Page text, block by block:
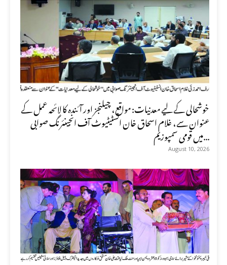
خوشحالی کے لیے معدنیات: مواقع، چیلنجز اور آئندہ کا لائحہ عمل کے
عنوان سے، غلام اسحاق خان انسٹیٹیوٹ آف انجینئرنگ صوابی
میں قومی سمپوزیم...
August 10, 2026